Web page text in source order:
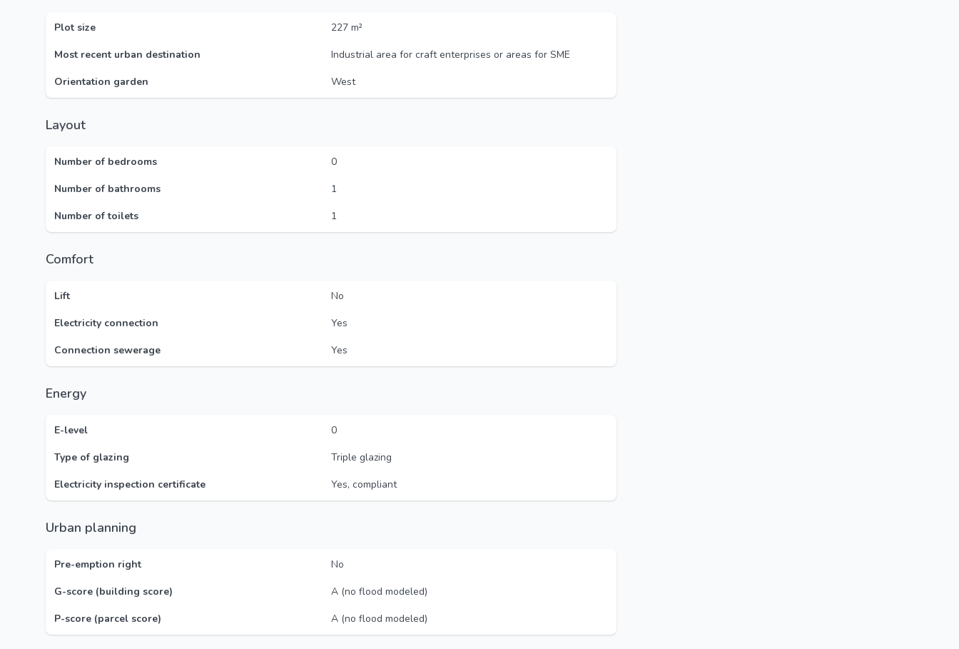
Plot size
227 m²
Most recent urban destination
Industrial area for craft enterprises or areas for SME
Orientation garden
West
Layout
Number of bedrooms
0
Number of bathrooms
1
Number of toilets
1
Comfort
Lift
No
Electricity connection
Yes
Connection sewerage
Yes
Energy
E-level
0
Type of glazing
Triple glazing
Electricity inspection certificate
Yes, compliant
Urban planning
Pre-emption right
No
G-score (building score)
A (no flood modeled)
P-score (parcel score)
A (no flood modeled)